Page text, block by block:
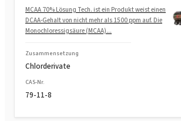
MCAA 70% Lösung Tech. ist ein Produkt weist einen
DCAA-Gehalt von nicht mehr als 1500 ppm auf. Die
Monochloressigsäure (MCAA)...
Zusammensetzung
Chlorderivate
CAS-Nr.
79-11-8